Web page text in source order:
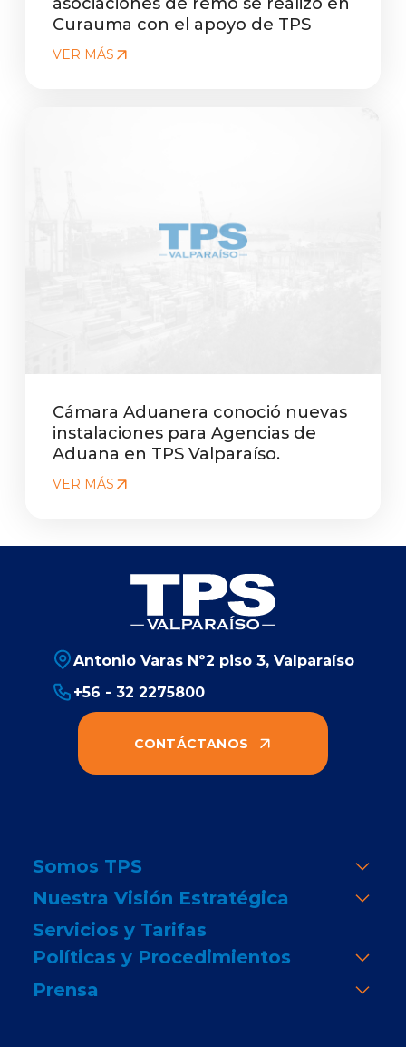
Curauma con el apoyo de TPS
VER MÁS
Cámara Aduanera conoció nuevas
instalaciones para Agencias de
Aduana en TPS Valparaíso.
VER MÁS
Antonio Varas Nº2 piso 3, Valparaíso
+56 - 32 2275800
CONTÁCTANOS
Somos TPS
Nuestra Visión Estratégica
Servicios y Tarifas
Políticas y Procedimientos
Prensa